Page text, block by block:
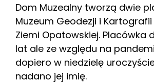
Dom Muzealny tworzą dwie
Muzeum Geodezji i Kartografii
Ziemi Opatowskiej. Placówka
lat ale ze względu na
dopiero w niedzielę
nadano jej imię.